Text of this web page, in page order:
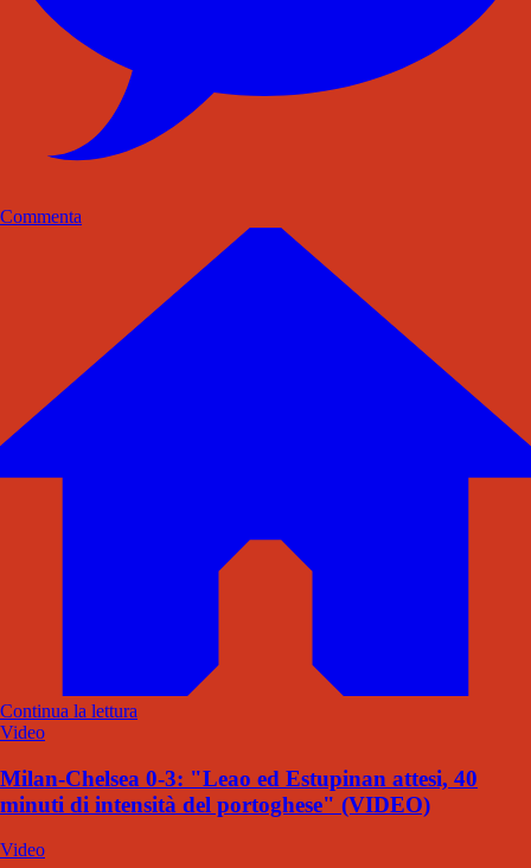
Commenta
Continua la lettura
Video
Milan-Chelsea 0-3: "Leao ed Estupinan attesi, 40
minuti di intensità del portoghese" (VIDEO)
Video